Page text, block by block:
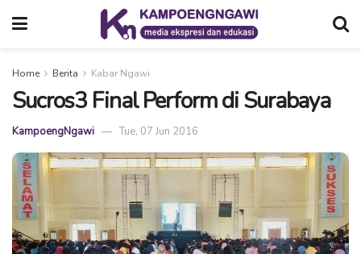
Home Berita Kabar Ngawi
Sucros3 Final Perform di Surabaya
KampoengNgawi Tue, 07 Jun 2016